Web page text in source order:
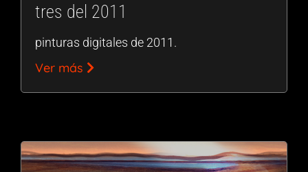
tres del 2011
pinturas digitales de 2011.
Ver más